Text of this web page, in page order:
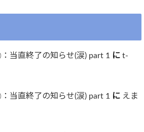
当直終了の知らせ(涙) part 1 に t-
当直終了の知らせ(涙) part 1 に えま